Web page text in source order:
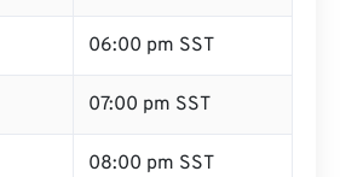
06:00 pm SST
07:00 pm SST
08:00 pm SST